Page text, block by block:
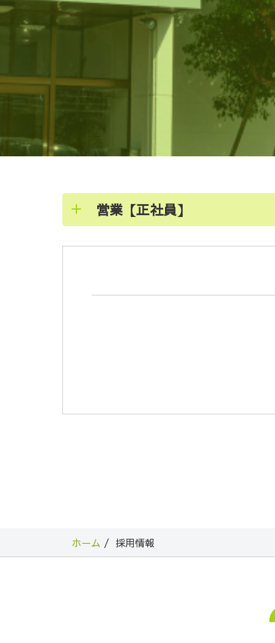
営業【正社員】
ホーム 採用情報